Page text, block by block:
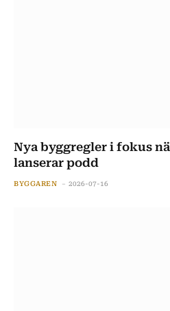
Nya byggregler i fokus
lanserar podd
BYGGAREN 2026-07-16